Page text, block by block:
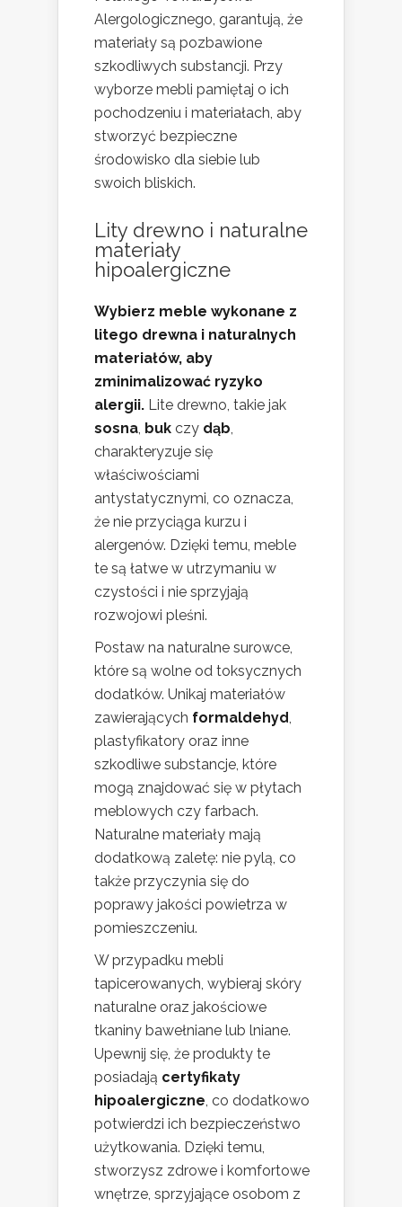
Alergologicznego, garantują, że
materiały są pozbawione
szkodliwych substancji. Przy
wyborze mebli pamiętaj o ich
pochodzeniu i materiałach, aby
stworzyć bezpieczne
środowisko dla siebie lub
swoich bliskich.
Lity drewno i naturalne
materiały
hipoalergiczne
Wybierz meble wykonane z
litego drewna i naturalnych
materiałów, aby
zminimalizować ryzyko
alergii. Lite drewno, takie jak
sosna, buk czy dąb,
charakteryzuje się
właściwościami
antystatycznymi, co oznacza,
że nie przyciąga kurzu i
alergenów. Dzięki temu, meble
te są łatwe w utrzymaniu w
czystości i nie sprzyjają
rozwojowi pleśni.
Postaw na naturalne surowce,
które są wolne od toksycznych
dodatków. Unikaj materiałów
zawierających formaldehyd,
plastyfikatory oraz inne
szkodliwe substancje, które
mogą znajdować się w płytach
meblowych czy farbach.
Naturalne materiały mają
dodatkową zaletę: nie pylą, co
także przyczynia się do
poprawy jakości powietrza w
pomieszczeniu.
W przypadku mebli
tapicerowanych, wybieraj skóry
naturalne oraz jakościowe
tkaniny bawełniane lub lniane.
Upewnij się, że produkty te
posiadają certyfikaty
hipoalergiczne, co dodatkowo
potwierdzi ich bezpieczeństwo
użytkowania. Dzięki temu,
stworzysz zdrowe i komfortowe
wnętrze, sprzyjające osobom z